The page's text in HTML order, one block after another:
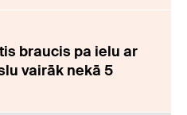
braucis pa ielu ar
vairāk nekā 5